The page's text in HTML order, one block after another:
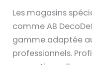
Les magasins
comme AB
gamme adaptée
professionnels.